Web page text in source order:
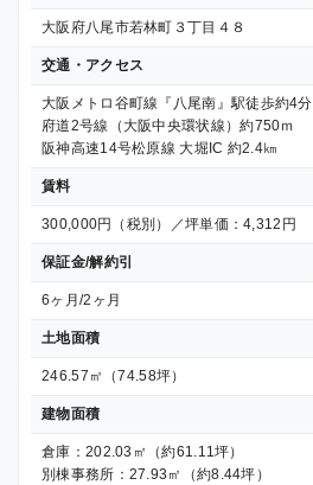
大阪府八尾市若林町３丁目４８
交通・アクセス
大阪メトロ谷町線『八尾南』駅徒歩約4分
府道2号線（大阪中央環状線）約750ｍ
阪神高速14号松原線 大堀IC 約2.4㎞
賃料
300,000円（税別）／坪単価：4,312円
保証金/解約引
6ヶ月/2ヶ月
土地面積
246.57㎡（74.58坪）
建物面積
倉庫：202.03㎡（約61.11坪）
別棟事務所：27.93㎡（約8.44坪）